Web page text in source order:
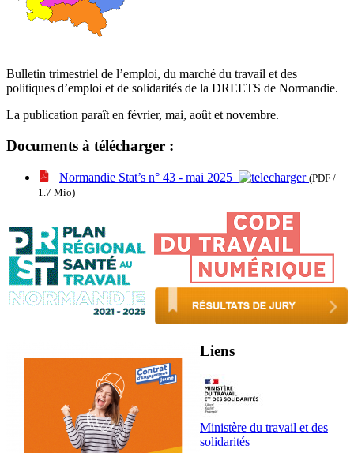
Bulletin trimestriel de l’emploi, du marché du travail et des
politiques d’emploi et de solidarités de la DREETS de Normandie.
La publication paraît en février, mai, août et novembre.
Documents à télécharger :
Normandie Stat’s n° 43 - mai 2025
(PDF /
1.7 Mio)
Liens
Ministère du travail et des
solidarités